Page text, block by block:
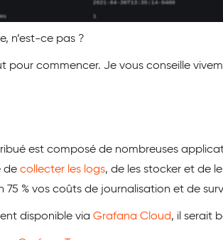
n’est-ce pas ?
pour commencer. Je vous conseille
est composé de nombreuses
de collecter les logs, de les stocker et de
75 % vos coûts de journalisation et de
disponible via Grafana Cloud, il serait